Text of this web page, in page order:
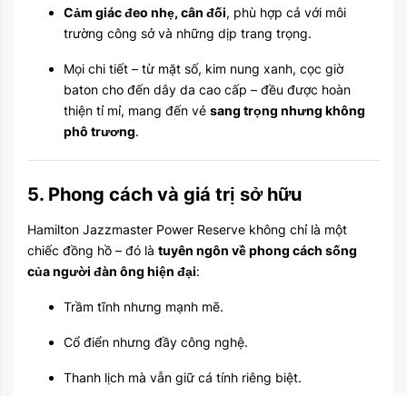
Cảm giác đeo nhẹ, cân đối, phù hợp cả với môi
trường công sở và những dịp trang trọng.
Mọi chi tiết – từ mặt số, kim nung xanh, cọc giờ
baton cho đến dây da cao cấp – đều được hoàn
thiện tỉ mỉ, mang đến vẻ sang trọng nhưng không
phô trương.
5. Phong cách và giá trị sở hữu
Hamilton Jazzmaster Power Reserve không chỉ là một
chiếc đồng hồ – đó là tuyên ngôn về phong cách sống
của người đàn ông hiện đại:
Trầm tĩnh nhưng mạnh mẽ.
Cổ điển nhưng đầy công nghệ.
Thanh lịch mà vẫn giữ cá tính riêng biệt.